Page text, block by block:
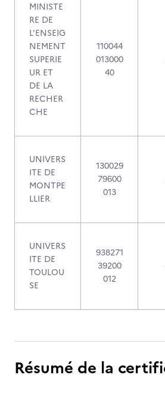
MINISTE
RE DE
L'ENSEIG
NEMENT
SUPERIE
UR ET
DE LA
RECHER
CHE
110044
013000
40
UNIVERS
ITE DE
MONTPE
LLIER
130029
79600
013
UNIVERS
ITE DE
TOULOU
SE
938271
39200
012
Résumé de la